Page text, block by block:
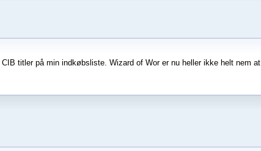
titler på min indkøbsliste. Wizard of Wor er nu heller ikke helt nem at